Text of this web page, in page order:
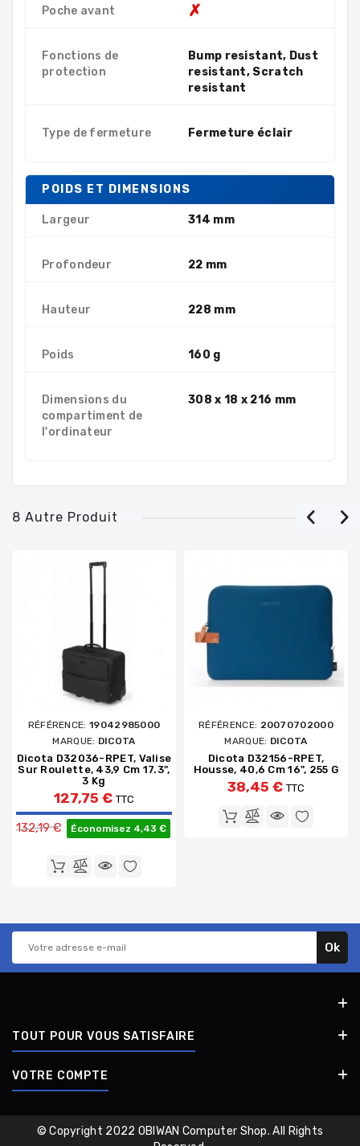
Poche avant ✗
Fonctions de
protection
Bump resistant, Dust
resistant, Scratch
resistant
Type de fermeture Fermeture éclair
POIDS ET DIMENSIONS
Largeur 314 mm
Profondeur 22 mm
Hauteur 228 mm
Poids 160 g
Dimensions du
compartiment de
l'ordinateur
308 x 18 x 216 mm
8 Autre Produit
RÉFÉRENCE: 19042985000
MARQUE: DICOTA
Dicota D32036-RPET, Valise
Sur Roulette, 43,9 Cm 17.3",
3 Kg
127,75 € TTC
Prix de base
132,19 € Économisez 4,43 €
RÉFÉRENCE: 20070702000
MARQUE: DICOTA
Dicota D32156-RPET,
Housse, 40,6 Cm 16", 255 G
38,45 € TTC
TOUT POUR VOUS SATISFAIRE
VOTRE COMPTE
© Copyright 2022 OBIWAN Computer Shop. All Rights